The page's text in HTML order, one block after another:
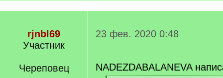
rjnbl69
Участник
Череповец
23 фев. 2020 0:48
NADEZDABALANEVA